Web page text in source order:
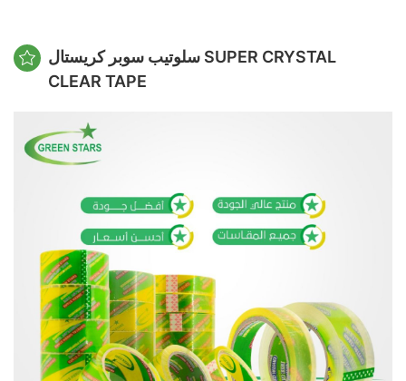
سلوتيب سوبر كريستال SUPER CRYSTAL
CLEAR TAPE